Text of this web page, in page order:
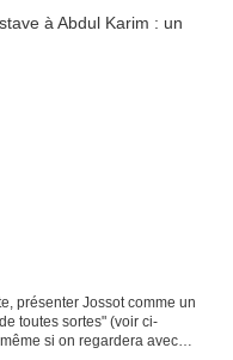
présenter Jossot comme un
toutes sortes" (voir ci-
si on regardera avec